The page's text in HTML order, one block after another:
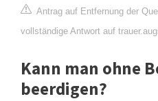
Antrag auf Entfernung der
vollständige Antwort auf
Kann man ohne
beerdigen?